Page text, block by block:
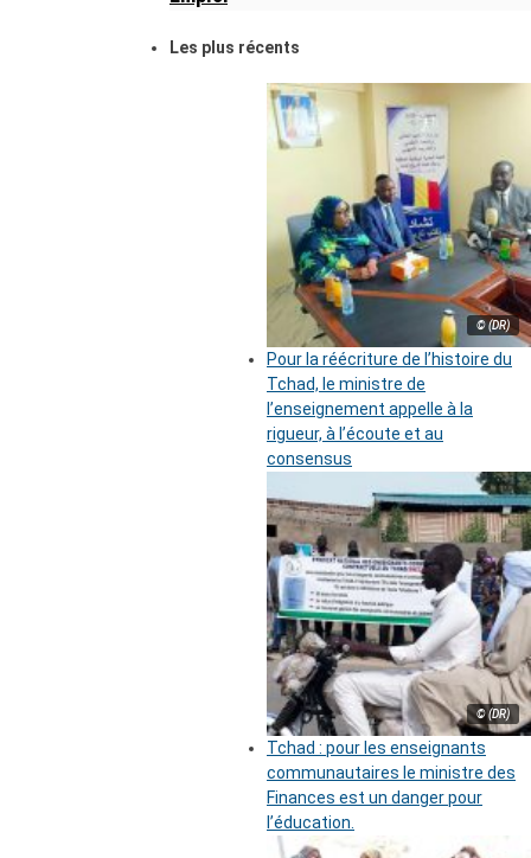
Les plus récents
© (DR)
Pour la réécriture de l’histoire du
Tchad, le ministre de
l’enseignement appelle à la
rigueur, à l’écoute et au
consensus
© (DR)
Tchad : pour les enseignants
communautaires le ministre des
Finances est un danger pour
l’éducation.